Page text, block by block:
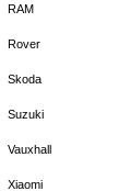
RAM
Rover
Skoda
Suzuki
Vauxhall
Xiaomi